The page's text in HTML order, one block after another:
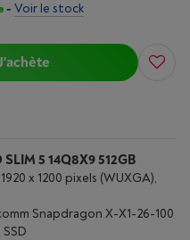
- Voir le stock
5 14Q8X9 512GB
x 1200 pixels (WUXGA),
Snapdragon X-X1-26-100